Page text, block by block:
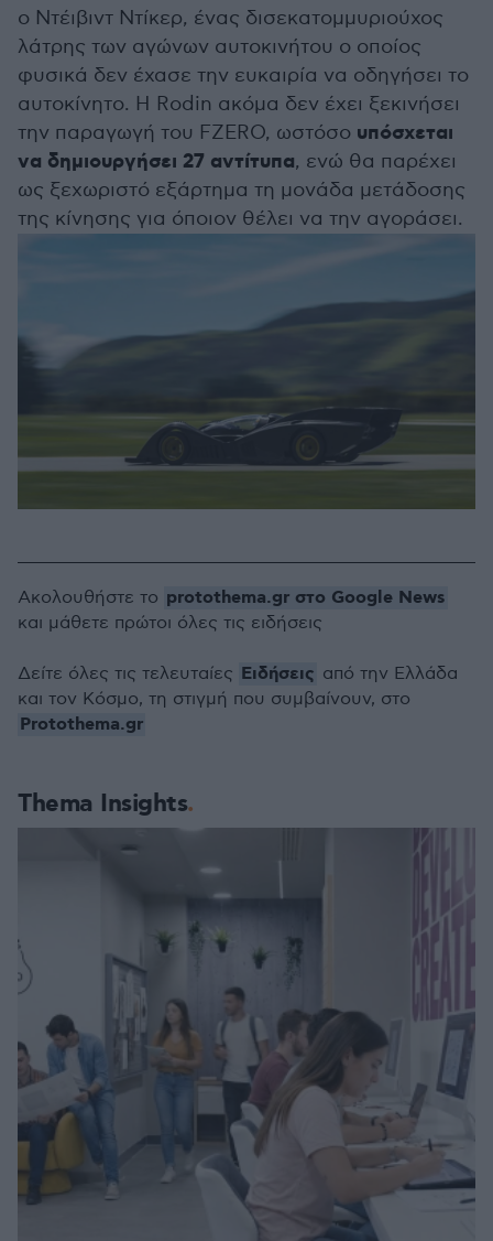
ο Ντέιβιντ Ντίκερ, ένας δισεκατομμυριούχος
λάτρης των αγώνων αυτοκινήτου ο οποίος
φυσικά δεν έχασε την ευκαιρία να οδηγήσει το
αυτοκίνητο. Η Rodin ακόμα δεν έχει ξεκινήσει
την παραγωγή του FZERO, ωστόσο υπόσχεται
να δημιουργήσει 27 αντίτυπα, ενώ θα παρέχει
ως ξεχωριστό εξάρτημα τη μονάδα μετάδοσης
της κίνησης για όποιον θέλει να την αγοράσει.
Thema Insights
Ακολουθήστε το protothema.gr στο Google News
και μάθετε πρώτοι όλες τις ειδήσεις
Δείτε όλες τις τελευταίες Ειδήσεις από την Ελλάδα
και τον Κόσμο, τη στιγμή που συμβαίνουν, στο
Protothema.gr